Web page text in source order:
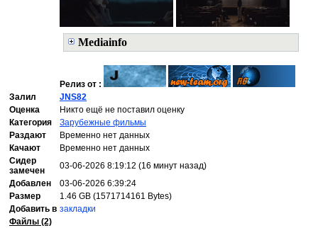
Mediainfo
Релиз от :
Залил
JNS82
Оценка
Никто ещё не поставил оценку
Категория
Зарубежные фильмы
Раздают
Временно нет данных
Качают
Временно нет данных
Сидер
замечен
03-06-2026 8:19:12 (16 минут назад)
Добавлен
03-06-2026 6:39:24
Размер
1.46 GB (1571714161 Bytes)
Добавить в закладки
Файлы (2)